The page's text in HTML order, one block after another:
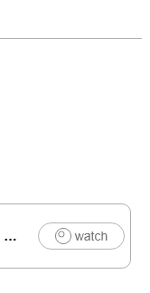
アート